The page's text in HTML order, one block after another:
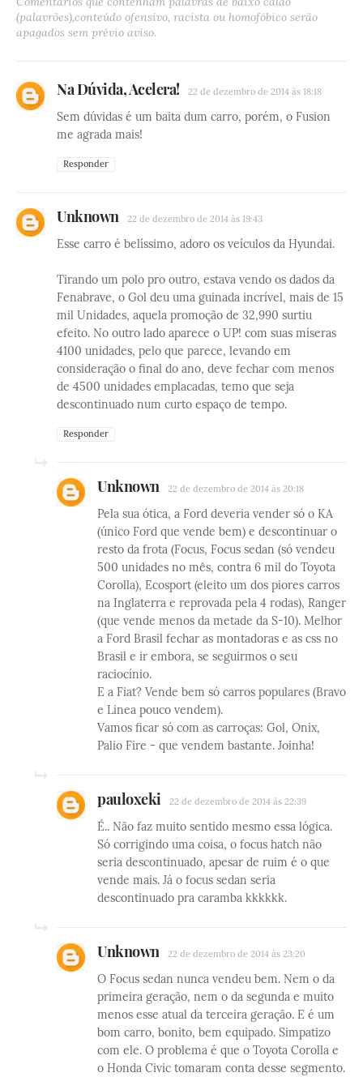
(palavrões),conteúdo ofensivo, racista ou homofóbico serão
apagados sem prévio aviso.
Na Dúvida, Acelera! 22 de dezembro de 2014 às 18:18
Sem dúvidas é um baita dum carro, porém, o Fusion
me agrada mais!
Responder
Unknown 22 de dezembro de 2014 às 19:43
Esse carro é belíssimo, adoro os veículos da Hyundai.
Tirando um polo pro outro, estava vendo os dados da
Fenabrave, o Gol deu uma guinada incrível, mais de 15
mil Unidades, aquela promoção de 32,990 surtiu
efeito. No outro lado aparece o UP! com suas míseras
4100 unidades, pelo que parece, levando em
consideração o final do ano, deve fechar com menos
de 4500 unidades emplacadas, temo que seja
descontinuado num curto espaço de tempo.
Responder
Unknown 22 de dezembro de 2014 às 20:18
Pela sua ótica, a Ford deveria vender só o KA
(único Ford que vende bem) e descontinuar o
resto da frota (Focus, Focus sedan (só vendeu
500 unidades no mês, contra 6 mil do Toyota
Corolla), Ecosport (eleito um dos piores carros
na Inglaterra e reprovada pela 4 rodas), Ranger
(que vende menos da metade da S-10). Melhor
a Ford Brasil fechar as montadoras e as css no
Brasil e ir embora, se seguirmos o seu
raciocínio.
E a Fiat? Vende bem só carros populares (Bravo
e Linea pouco vendem).
Vamos ficar só com as carroças: Gol, Onix,
Palio Fire - que vendem bastante. Joinha!
pauloxeki 22 de dezembro de 2014 às 22:39
É.. Não faz muito sentido mesmo essa lógica.
Só corrigindo uma coisa, o focus hatch não
seria descontinuado, apesar de ruim é o que
vende mais. Já o focus sedan seria
descontinuado pra caramba kkkkkk.
Unknown 22 de dezembro de 2014 às 23:20
O Focus sedan nunca vendeu bem. Nem o da
primeira geração, nem o da segunda e muito
menos esse atual da terceira geração. E é um
bom carro, bonito, bem equipado. Simpatizo
com ele. O problema é que o Toyota Corolla e
o Honda Civic tomaram conta desse segmento.